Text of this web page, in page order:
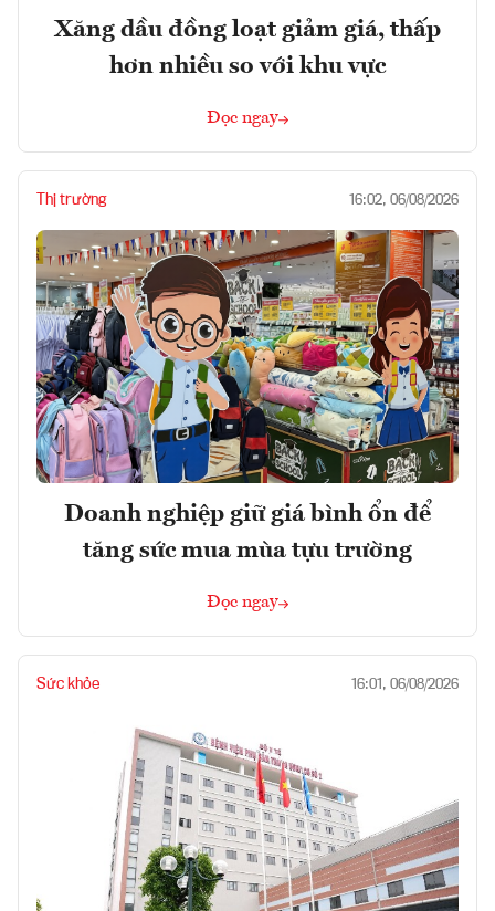
Xăng dầu đồng loạt giảm giá, thấp
hơn nhiều so với khu vực
Đọc ngay
Thị trường 16:02, 06/08/2026
Doanh nghiệp giữ giá bình ổn để
tăng sức mua mùa tựu trường
Đọc ngay
Sức khỏe 16:01, 06/08/2026